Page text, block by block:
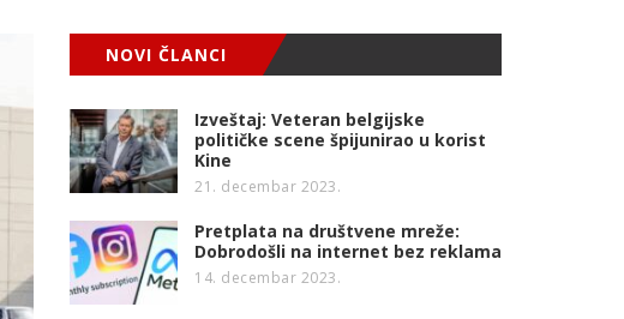
NOVI ČLANCI
Izveštaj: Veteran belgijske
političke scene špijunirao u korist
Kine
21. decembar 2023.
Pretplata na društvene mreže:
Dobrodošli na internet bez reklama
14. decembar 2023.